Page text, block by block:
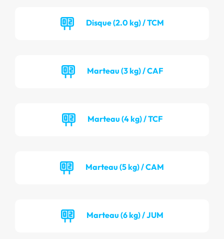
Disque (2.0 kg) / TCM
Marteau (3 kg) / CAF
Marteau (4 kg) / TCF
Marteau (5 kg) / CAM
Marteau (6 kg) / JUM